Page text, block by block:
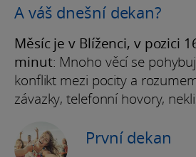
A váš dnešní dekan?
Měsíc je v Blíženci, v pozici
minut: Mnoho věcí se
konflikt mezi pocity a
závazky, telefonní hovory,
První dekan